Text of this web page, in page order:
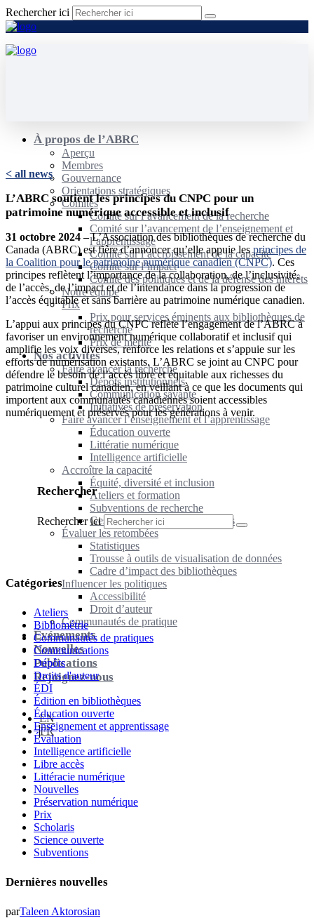
Rechercher ici
À propos de l’ABRC
Aperçu
Membres
Gouvernance
Orientations stratégiques
Comités
Comité sur l’avancement de la recherche
Comité sur l’avancement de l’enseignement et
l’apprentissage
Comité sur l’accroissement de la capacité
Comité sur l’impact
Comité des politiques et de la défense des intérêts
Notre équipe
Prix
Prix pour services éminents aux bibliothèques de
recherche
Prix de mérite
Nos activités
Faire avancer la recherche
Dépôts institutionnels
Communication savante
Initiatives de préservation
Faire avancer l’enseignement et l’apprentissage
Éducation ouverte
Littératie numérique
Intelligence artificielle
Accroître la capacité
Équité, diversité et inclusion
Ateliers et formation
Subventions de recherche
Gestion des ressources humaines
Évaluer les retombées
Statistiques
Trousse à outils de visualisation de données
Cadre d’impact des bibliothèques
Influencer les politiques
Accessibilité
Droit d’auteur
Communautés de pratique
Événements
Nouvelles
Publications
Rejoignez-nous
EN
FR
< all news
L’ABRC soutient les principes du CNPC pour un
patrimoine numérique accessible et inclusif
31 octobre 2024 –L’Association des bibliothèques de recherche du
Canada (ABRC) est fière d’annoncer qu’elle appuie lesprincipes de
la Coalition pour le patrimoine numérique canadien (CNPC). Ces
principes reflètent l’importance de la collaboration, de l’inclusivité,
de l’accès, de l’impact et de l’intendance dans la progression de
l’accès équitable et sans barrière au patrimoine numérique canadien.
L’appui aux principes du CNPC reflète l’engagement de l’ABRC à
favoriser un environnement numérique collaboratif et inclusif qui
amplifie les voix diverses, renforce les relations et s’appuie sur les
efforts de numérisation existants. L’ABRC se joint au CNPC pour
défendre le besoin de l’accès libre et équitable aux richesses du
patrimoine culturel canadien, en veillant à ce que les documents qui
importent aux communautés canadiennes soient accessibles
numériquement et préservés pour les générations à venir.
Rechercher
Rechercher ici
Catégories
Ateliers
Bibliométrie
Communautés de pratiques
Communications
Dépôts
Droits d'auteur
ÉDI
Édition en bibliothèques
Éducation ouverte
Enseignement et apprentissage
Évaluation
Intelligence artificielle
Libre accès
Littéracie numérique
Nouvelles
Préservation numérique
Prix
Scholaris
Science ouverte
Subventions
Dernières nouvelles
parTaleen Aktorosian